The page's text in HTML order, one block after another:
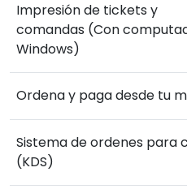
Impresión de tickets y
comandas (Con
Windows)
Ordena y paga desde tu
Sistema de ordenes para
(KDS)